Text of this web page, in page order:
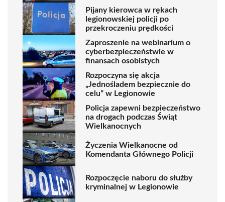
Pijany kierowca w rękach
legionowskiej policji po
przekroczeniu prędkości
Zaproszenie na webinarium o
cyberbezpieczeństwie w
finansach osobistych
Rozpoczyna się akcja
„Jednośladem bezpiecznie do
celu” w Legionowie
Policja zapewni bezpieczeństwo
na drogach podczas Świąt
Wielkanocnych
Życzenia Wielkanocne od
Komendanta Głównego Policji
Rozpoczęcie naboru do służby
kryminalnej w Legionowie